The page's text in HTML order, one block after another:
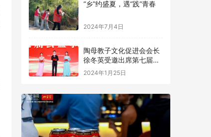
“乡”约盛夏，遇“践”青春
2024年7月4日
陶母教子文化促进会会长
徐冬英受邀出席第七届公
益事业大典
2024年1月25日